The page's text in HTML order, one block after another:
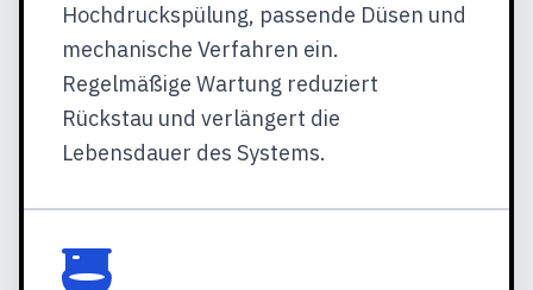
Hochdruckspülung, passende Düsen und
mechanische Verfahren ein.
Regelmäßige Wartung reduziert
Rückstau und verlängert die
Lebensdauer des Systems.